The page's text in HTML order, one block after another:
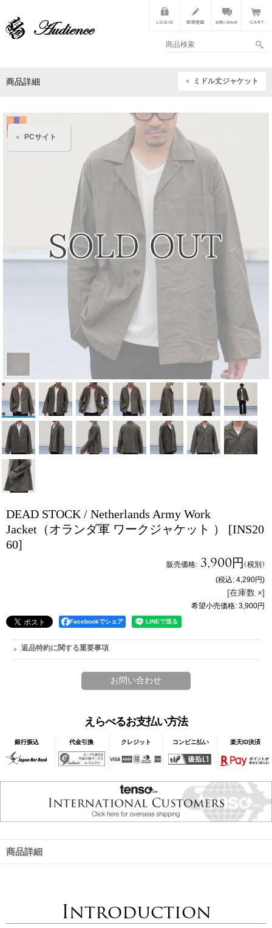
PCサイト
商品詳細 ミドル丈ジャケット
DEAD STOCK / Netherlands Army Work
Jacket（オランダ軍 ワークジャケット ） [INS20
60]
販売価格: 3,900円(税別)
(税込: 4,290円)
[在庫数 ×]
希望小売価格: 3,900円
Facebookでシェア
返品特約に関する重要事項
えらべるお支払い方法
銀行振込 代金引換 クレジット コンビニ払い 楽天ID決済
商品詳細
Introduction